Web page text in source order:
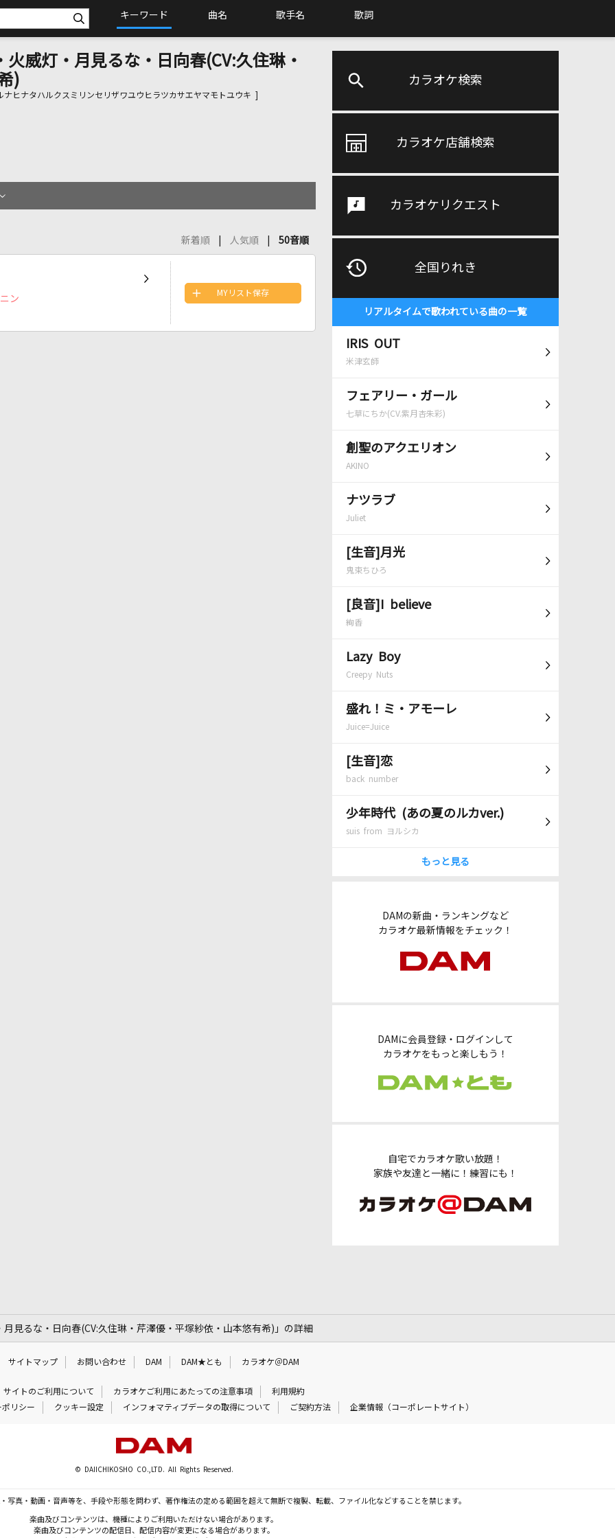
キーワード 曲名 歌手名 歌詞
カラオケ検索
カラオケ店舗検索
カラオケリクエスト
全国りれき
リアルタイムで歌われている曲の一覧
IRIS OUT
米津玄師
フェアリー・ガール
七草にちか(CV.紫月杏朱彩)
創聖のアクエリオン
AKINO
ナツラブ
Juliet
[生音]月光
鬼束ちひろ
[良音]I believe
絢香
Lazy Boy
Creepy Nuts
盛れ！ミ・アモーレ
Juice=Juice
[生音]恋
back number
少年時代 (あの夏のルカver.)
suis from ヨルシカ
もっと見る
DAMの新曲・ランキングなど
カラオケ最新情報をチェック！
DAMに会員登録・ログインして
カラオケをもっと楽しもう！
自宅でカラオケ歌い放題！
家族や友達と一緒に！練習にも！
威灯・月見るな・日向春(CV:久住琳・
)
ヒナタハルクスミリンセリザワユウヒラツカサエヤマモトユウキ ]
新着順 人気順 50音順
ン
MYリスト保存
見るな・日向春(CV:久住琳・芹澤優・平塚紗依・山本悠有希)」の詳細
サイトマップ お問い合わせ DAM DAM★とも カラオケ＠DAM
サイトのご利用について カラオケご利用にあたっての注意事項
利用規約
リシー
クッキー設定 インフォマティブデータの取得について ご契約方法 企業情報（コーポレートサイト）
© DAIICHIKOSHO CO.,LTD. All Rights Reserved.
写真・動画・音声等を、手段や形態を問わず、著作権法の定める範囲を超えて無断で複製、転載、ファイル化などすることを禁じます。
楽曲及びコンテンツは、機種によりご利用いただけない場合があります。
楽曲及びコンテンツの配信日、配信内容が変更になる場合があります。